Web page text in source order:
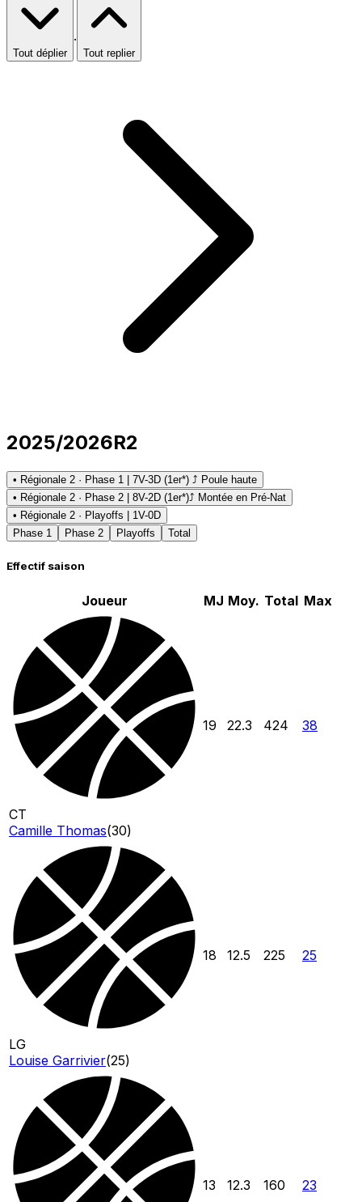
Tout déplier
·
Tout replier
2025/2026R2
• Régionale 2 · Phase 1 | 7V-3D (1er*) ⤴ Poule haute
• Régionale 2 · Phase 2 | 8V-2D (1er*)⤴ Montée en Pré-Nat
• Régionale 2 · Playoffs | 1V-0D
Phase 1
Phase 2 Playoffs Total
Effectif saison
Joueur MJ Moy. Total Max
CT
Camille Thomas(30)
19 22.3 424 38
LG
Louise Garrivier(25)
18 12.5 225 25
13 12.3 160 23